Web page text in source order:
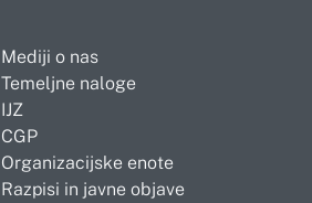
Mediji o nas
Temeljne naloge
IJZ
CGP
Organizacijske enote
Razpisi in javne objave